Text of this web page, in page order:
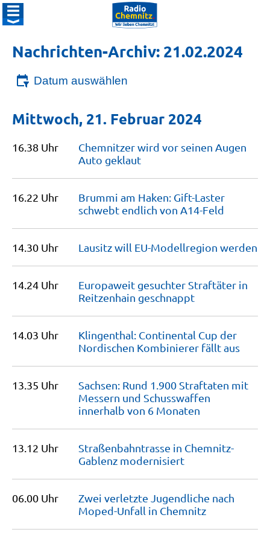
Nachrichten-Archiv: 21.02.2024
Datum auswählen
Mittwoch, 21. Februar 2024
16.38 Uhr
Chemnitzer wird vor seinen Augen
Auto geklaut
16.22 Uhr
Brummi am Haken: Gift-Laster
schwebt endlich von A14-Feld
14.30 Uhr Lausitz will EU-Modellregion werden
14.24 Uhr
Europaweit gesuchter Straftäter in
Reitzenhain geschnappt
14.03 Uhr
Klingenthal: Continental Cup der
Nordischen Kombinierer fälltaus
13.35 Uhr
Sachsen: Rund 1.900 Straftaten mit
Messern und Schusswaffen
innerhalb von 6 Monaten
13.12 Uhr
Straßenbahntrasse in Chemnitz-
Gablenz modernisiert
06.00 Uhr
Zwei verletzte Jugendliche nach
Moped-Unfall in Chemnitz